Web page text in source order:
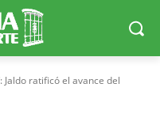
Jaldo ratificó el avance del